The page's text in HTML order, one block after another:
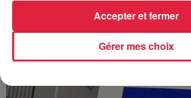
Gérer mes choix
Accepter et fermer